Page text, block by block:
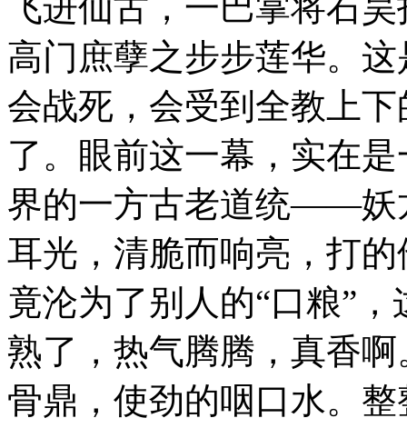
高门庶孽之步步莲华。
会战死，会受到全教上
了。眼前这一幕，实在
界的一方古老道统——妖
耳光，清脆而响亮，打
竟沦为了别人的“口粮”
熟了，热气腾腾，真香
骨鼎，使劲的咽口水。